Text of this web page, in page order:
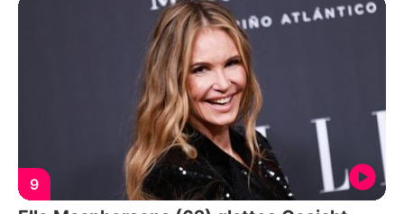
9